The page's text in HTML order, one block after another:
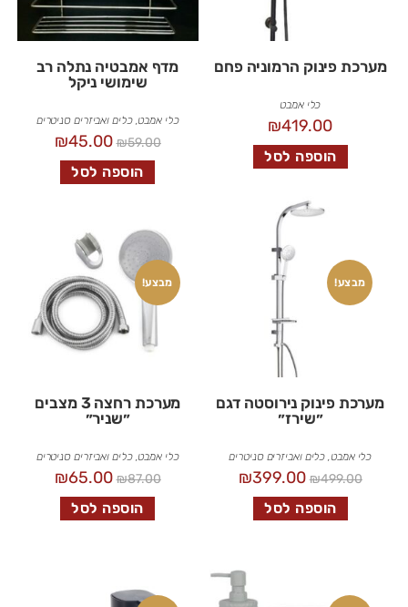
מערכת פינוק הרמוניה פחם
כלי אמבט
₪419.00
הוספה לסל
מדף אמבטיה נתלה רב
שימושי ניקל
כלי אמבט,כלים ואביזרים סניטרים
₪59.00
₪45.00
הוספה לסל
מבצע!
מערכת פינוק נירוסטה דגם
״שירז״
כלי אמבט כלים ואביזרים סניטרים
₪499.00
₪399.00
הוספה לסל
מבצע!
מערכת רחצה 3 מצבים
״שניר״
כלי אמבט ,כלים ואביזרים סניטרים
₪87.00
₪65.00
הוספה לסל